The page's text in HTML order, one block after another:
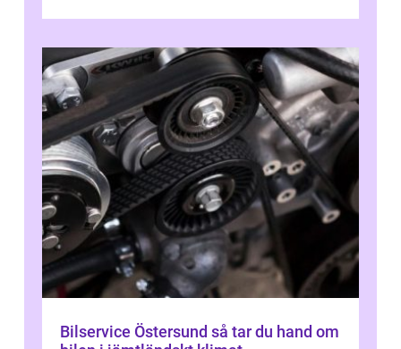
Bilservice Östersund så tar du hand om